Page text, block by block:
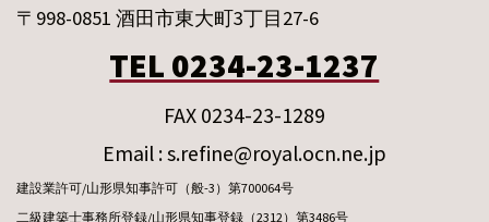
〒998-0851 酒田市東大町3丁目27-6
TEL 0234-23-1237
FAX 0234-23-1289
Email : s.refine@royal.ocn.ne.jp
建設業許可/山形県知事許可（般-3）第700064号
二級建築士事務所登録/山形県知事登録（2312）第3486号